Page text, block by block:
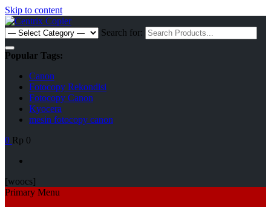
Skip to content
Search for:
Popular Tags:
Canon
Fotocopy Rekondisi
Fotocopy Canon
Kyocera
mesin fotocopy canon
0 Rp 0
[woocs]
Primary Menu